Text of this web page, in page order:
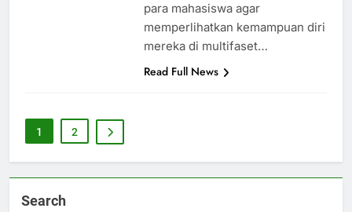
para mahasiswa agar
memperlihatkan kemampuan diri
mereka di multifaset…
Read Full News
1 2
Search